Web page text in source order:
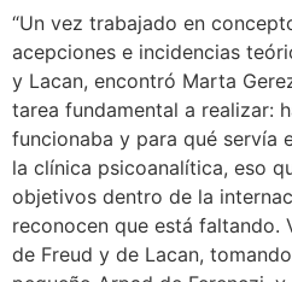
“Un vez trabajado en
acepciones e incidencias
y Lacan, encontró Marta
tarea fundamental a realizar:
funcionaba y para qué servía
la clínica psicoanalítica, eso
objetivos dentro de la
reconocen que está faltando.
de Freud y de Lacan,